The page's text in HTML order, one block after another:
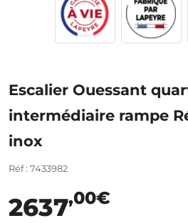
Escalier Ouessant
intermédiaire rampe
inox
Réf : 7433982
2637,00€